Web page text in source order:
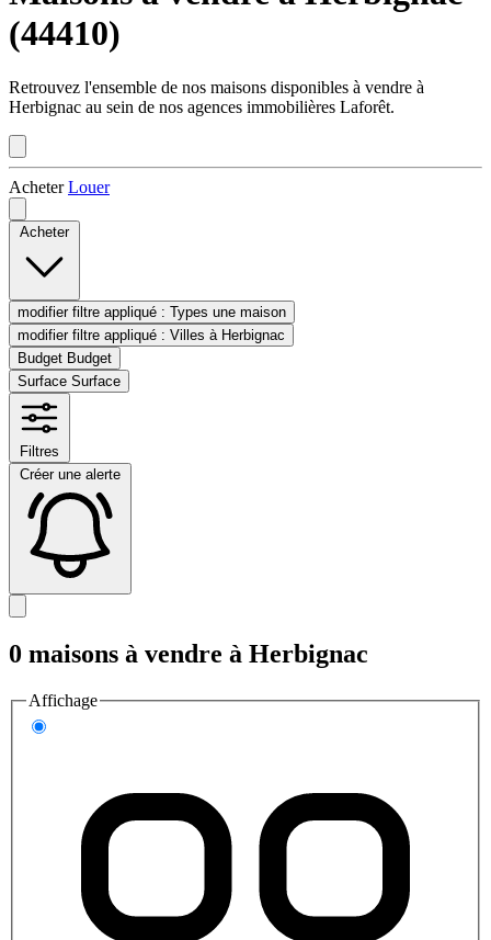
(44410)
Retrouvez l'ensemble de nos maisons disponibles à vendre à
Herbignac au sein de nos agences immobilières Laforêt.
AcheterLouer
Acheter
modifier filtre appliqué : Types une maison
modifier filtre appliqué : Villes à Herbignac
Budget Budget
Surface Surface
Filtres
Créer une alerte
0 maisons à vendre à Herbignac
Affichage